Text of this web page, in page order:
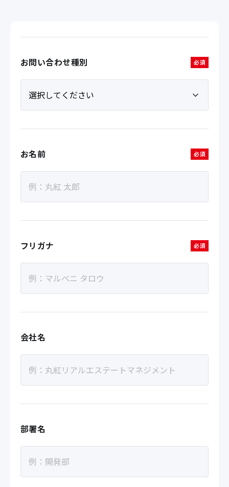
お問い合わせ種別 必須
お名前 必須
フリガナ 必須
会社名
部署名